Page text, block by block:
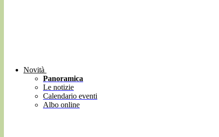
Novità
Panoramica
Le notizie
Calendario eventi
Albo online